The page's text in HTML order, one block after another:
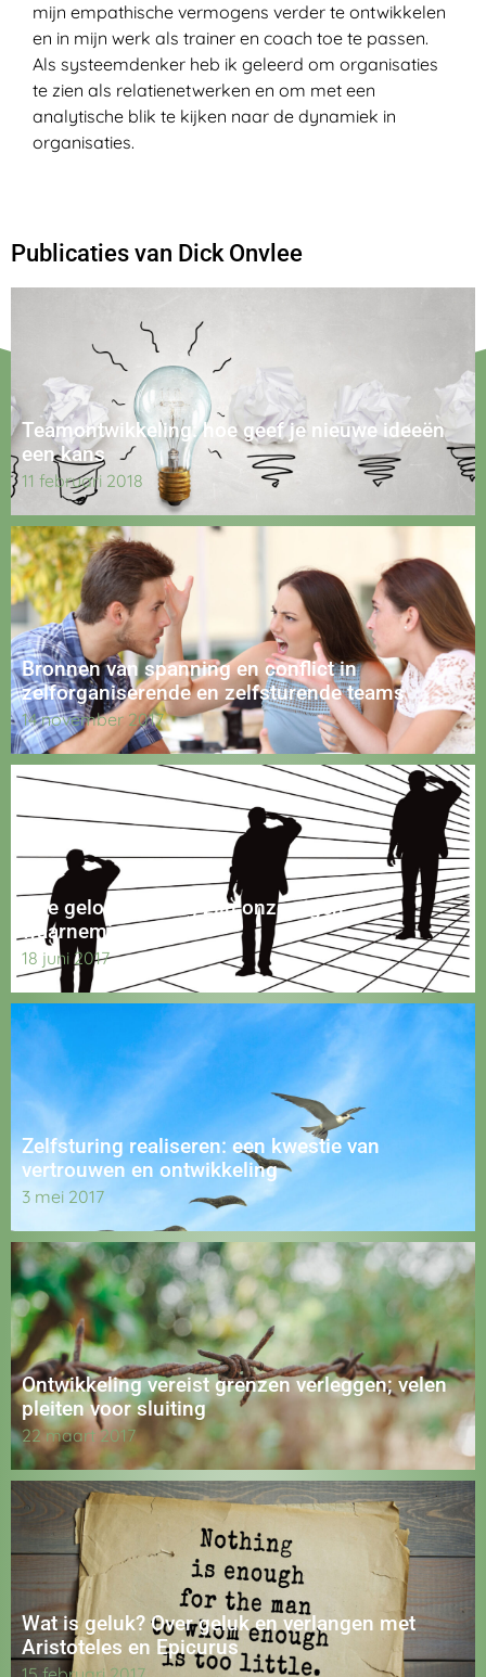
mijn empathische vermogens verder te ontwikkelen
en in mijn werk als trainer en coach toe te passen.
Als systeemdenker heb ik geleerd om organisaties
te zien als relatienetwerken en om met een
analytische blik te kijken naar de dynamiek in
organisaties.
Publicaties van Dick Onvlee
Teamontwikkeling: hoe geef je nieuwe ideeën
een kans
11 februari 2018
Bronnen van spanning en conflict in
zelforganiserende en zelfsturende teams
14 november 2017
Hoe geloofwaardig zijn onze eigen
waarnemingen?
18 juni 2017
Zelfsturing realiseren: een kwestie van
vertrouwen en ontwikkeling
3 mei 2017
Ontwikkeling vereist grenzen verleggen; velen
pleiten voor sluiting
22 maart 2017
Wat is geluk? Over geluk en verlangen met
Aristoteles en Epicurus